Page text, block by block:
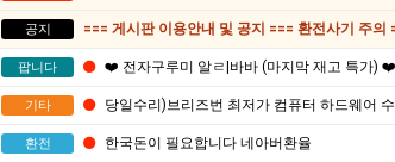
공지 === 게시판 이용안내 및 공지 === 환전사기 주의
팝니다 ❤️ 전자구루미 알ㄹ|바바 (마지막 재고 특가) ❤️
기타 당일수리)브리즈번 최저가 컴퓨터 하드웨어
환전 한국돈이 필요합니다 네아버환율